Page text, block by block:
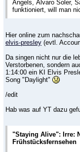
Angels, Álvaro Soler,
funktioniert, will man
Hier online zum
elvis-presley (evtl.
Da singen nicht nur die
Verstorbenen, sondern
1:14:00 ein KI Elvis
Song "Daylight"
/edit
Hab was auf YT dazu
"Staying Alive": Irre:
Frühstücksfernsehen